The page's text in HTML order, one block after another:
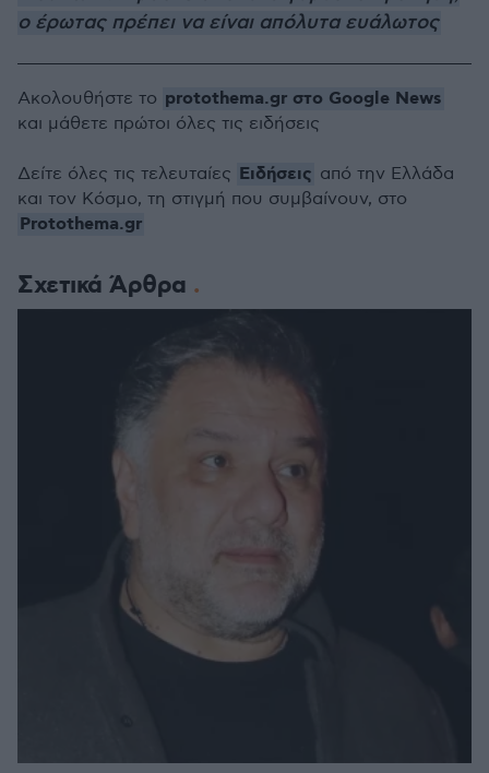
ο έρωτας πρέπει να είναι απόλυτα ευάλωτος
Σχετικά Άρθρα
Ακολουθήστε το protothema.gr στο Google News
και μάθετε πρώτοι όλες τις ειδήσεις
Δείτε όλες τις τελευταίες Ειδήσεις από την Ελλάδα
και τον Κόσμο, τη στιγμή που συμβαίνουν, στο
Protothema.gr